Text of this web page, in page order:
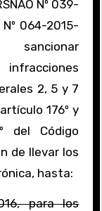
Nº 039-
064-2015-
2, 5 y 7
176º y
del Código
de llevar los
hasta:
para los